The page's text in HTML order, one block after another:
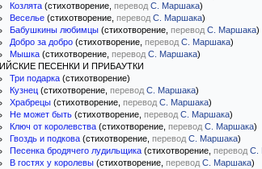
Козлята (стихотворение, перевод С. Маршака)
Веселье (стихотворение, перевод С. Маршака)
Бабушкины любимцы (стихотворение, перевод С. Маршака)
Добро за добро (стихотворение, перевод С. Маршака)
Мышка (стихотворение, перевод С. Маршака)
ПЕСЕНКИ И ПРИБАУТКИ
Три подарка (стихотворение)
Кузнец (стихотворение, перевод С. Маршака)
Храбрецы (стихотворение, перевод С. Маршака)
Не может быть (стихотворение, перевод С. Маршака)
Ключ от королевства (стихотворение, перевод С. Маршака)
Гвоздь и подкова (стихотворение, перевод С. Маршака)
Песенка бродячего лудильщика (стихотворение, перевод С.
В гостях у королевы (стихотворение, перевод С. Маршака)